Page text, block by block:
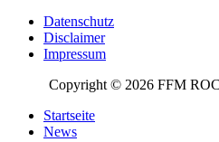
Datenschutz
Disclaimer
Impressum
Copyright © 2026 FFM
Startseite
News